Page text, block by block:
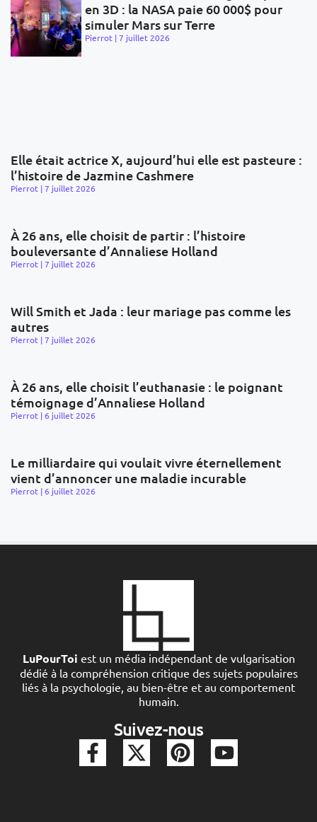
en 3D : la NASA paie 60 000$ pour
simuler Mars sur Terre
Pierrot 7 juillet 2026
Elle était actrice X, aujourd’hui elle est pasteure :
l’histoire de Jazmine Cashmere
Pierrot 7 juillet 2026
À 26 ans, elle choisit de partir : l’histoire
bouleversante d’Annaliese Holland
Pierrot 7 juillet 2026
Will Smith et Jada : leur mariage pas comme les
autres
Pierrot 7 juillet 2026
À 26 ans, elle choisit l’euthanasie : le poignant
témoignage d’Annaliese Holland
Pierrot 6 juillet 2026
Le milliardaire qui voulait vivre éternellement
vient d’annoncer une maladie incurable
Pierrot 6 juillet 2026
LuPourToi est un média indépendant de vulgarisation
dédié à la compréhension critique des sujets populaires
liés à la psychologie, au bien-être et au comportement
humain.
Suivez-nous